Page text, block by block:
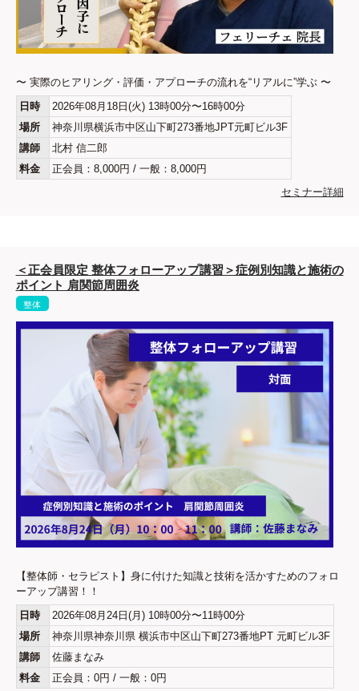
〜 実際のヒアリング・評価・アプローチの流れを“リアルに”学ぶ 〜
日時
2026年08月18日(火) 13時00分〜16時00分
場所
神奈川県横浜市中区山下町273番地JPT元町ビル3F
講師
北村 信二郎
料金
正会員：8,000円 / 一般：8,000円
セミナー詳細
＜正会員限定 整体フォローアップ講習＞症例別知識と施術の
ポイント 肩関節周囲炎
整体
【整体師・セラピスト】身に付けた知識と技術を活かすためのフォロ
ーアップ講習！！
日時
2026年08月24日(月) 10時00分〜11時00分
場所
神奈川県神奈川県 横浜市中区山下町273番地PT 元町ビル3F
講師
佐藤まなみ
料金
正会員：0円 / 一般：0円